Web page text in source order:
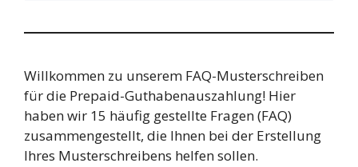
Willkommen zu unserem FAQ-Musterschreiben
für die Prepaid-Guthabenauszahlung! Hier
haben wir 15 häufig gestellte Fragen (FAQ)
zusammengestellt, die Ihnen bei der Erstellung
Ihres Musterschreibens helfen sollen.